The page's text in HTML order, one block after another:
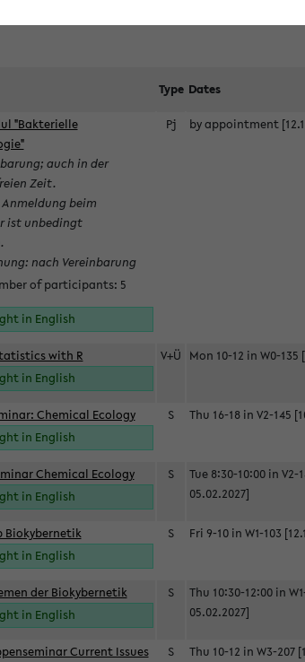
Type Dates
"Bakterielle
auch in der
Zeit.
beim
ist unbedingt
nach Vereinbarung
of participants: 5
in English
Pj by appointment
with R
in English
V+Ü Mon 10-12 in W0-135
Chemical Ecology
in English
S Thu 16-18 in V2-145
Chemical Ecology
in English
S
Tue 8:30-10:00 in V2-
05.02.2027]
Biokybernetik
in English
S Fri 9-10 in W1-103
der Biokybernetik
in English
S
Thu 10:30-12:00 in
05.02.2027]
Current Issues
S Thu 10-12 in W3-207